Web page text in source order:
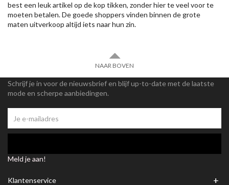
best een leuk artikel op de kop tikken, zonder hier te veel voor te
moeten betalen. De goede shoppers vinden binnen de grote
maten uitverkoop altijd iets naar hun zin.
NAAR BOVEN
Schrijf je in voor de nieuwsbrief en blijf up-to-date met de laatste
mode en scherpe aanbiedingen.
Meld je aan!
Klantenservice +